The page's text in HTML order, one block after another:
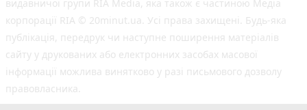
видавничої групи RIA Media, яка також є частиною Медіа
корпорації RIA © 20minut.ua. Усі права захищені. Будь-яка
публiкацiя, передрук чи наступне поширення матеріалів
сайту у друкованих або електронних засобах масової
інформації можлива винятково у разі письмового дозволу
правовласника.